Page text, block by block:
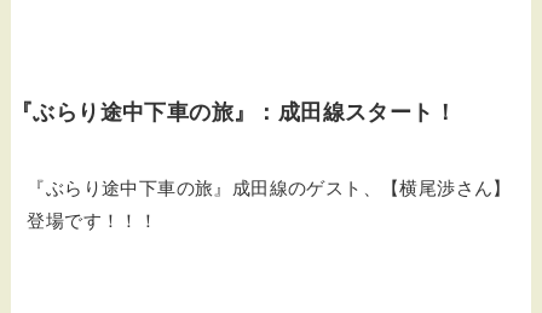
『ぶらり途中下車の旅』：成田線スタート！
『ぶらり途中下車の旅』成田線のゲスト、【横尾渉さん】
登場です！！！